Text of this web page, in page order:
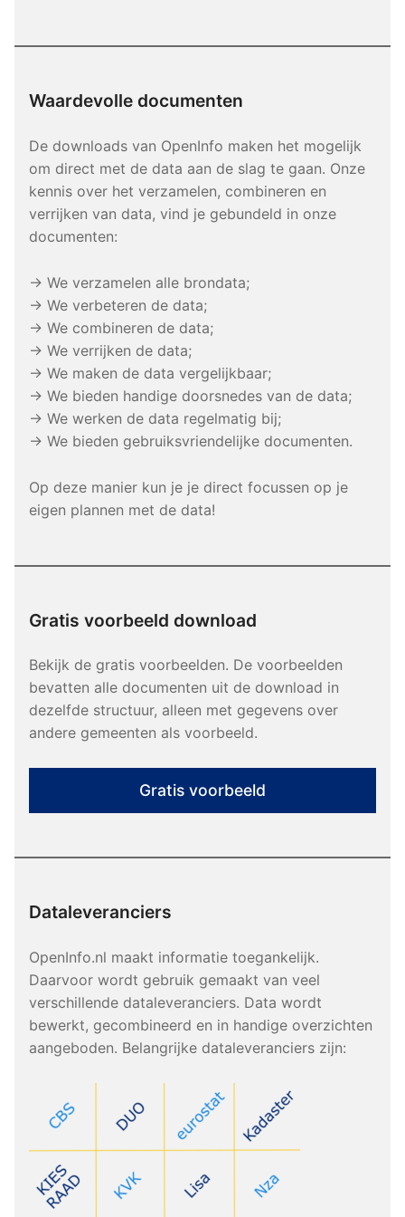
Waardevolle documenten
De downloads van OpenInfo maken het mogelijk
om direct met de data aan de slag te gaan. Onze
kennis over het verzamelen, combineren en
verrijken van data, vind je gebundeld in onze
documenten:
→ We verzamelen alle brondata;
→ We verbeteren de data;
→ We combineren de data;
→ We verrijken de data;
→ We maken de data vergelijkbaar;
→ We bieden handige doorsnedes van de data;
→ We werken de data regelmatig bij;
→ We bieden gebruiksvriendelijke documenten.
Op deze manier kun je je direct focussen op je
eigen plannen met de data!
Gratis voorbeeld download
Bekijk de gratis voorbeelden. De voorbeelden
bevatten alle documenten uit de download in
dezelfde structuur, alleen met gegevens over
andere gemeenten als voorbeeld.
Gratis voorbeeld
Dataleveranciers
OpenInfo.nl maakt informatie toegankelijk.
Daarvoor wordt gebruik gemaakt van veel
verschillende dataleveranciers. Data wordt
bewerkt, gecombineerd en in handige overzichten
aangeboden. Belangrijke dataleveranciers zijn: